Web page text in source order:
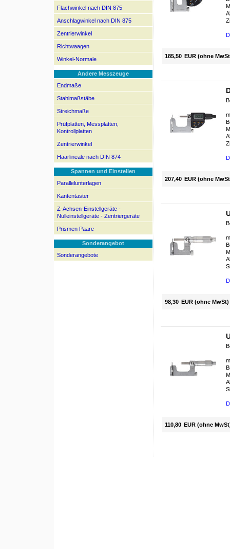
Flachwinkel nach DIN 875
Anschlagwinkel nach DIN 875
Zentrierwinkel
Richtwaagen
Winkel-Normale
Andere Messzeuge
Endmaße
Stahlmaßstäbe
Streichmaße
Prüfplatten, Messplatten,
Kontrollplatten
Zentrierwinkel
Haarlineale nach DIN 874
Spannen und Einstellen
Parallelunterlagen
Kantentaster
Z-Achsen-Einstellgeräte -
Nulleinstellgeräte - Zentriergeräte
Prismen Paare
Sonderangebot
Sonderangebote
185,50 EUR (ohne
207,40 EUR (ohne
98,30 EUR (ohne MwSt)
110,80 EUR (ohne